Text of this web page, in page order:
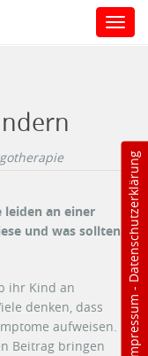
Impressum
-
Datenschutzerklärung
leiden an einer
und was sollten
ihr Kind an
denken, dass
aufweisen.
Beitrag bringen